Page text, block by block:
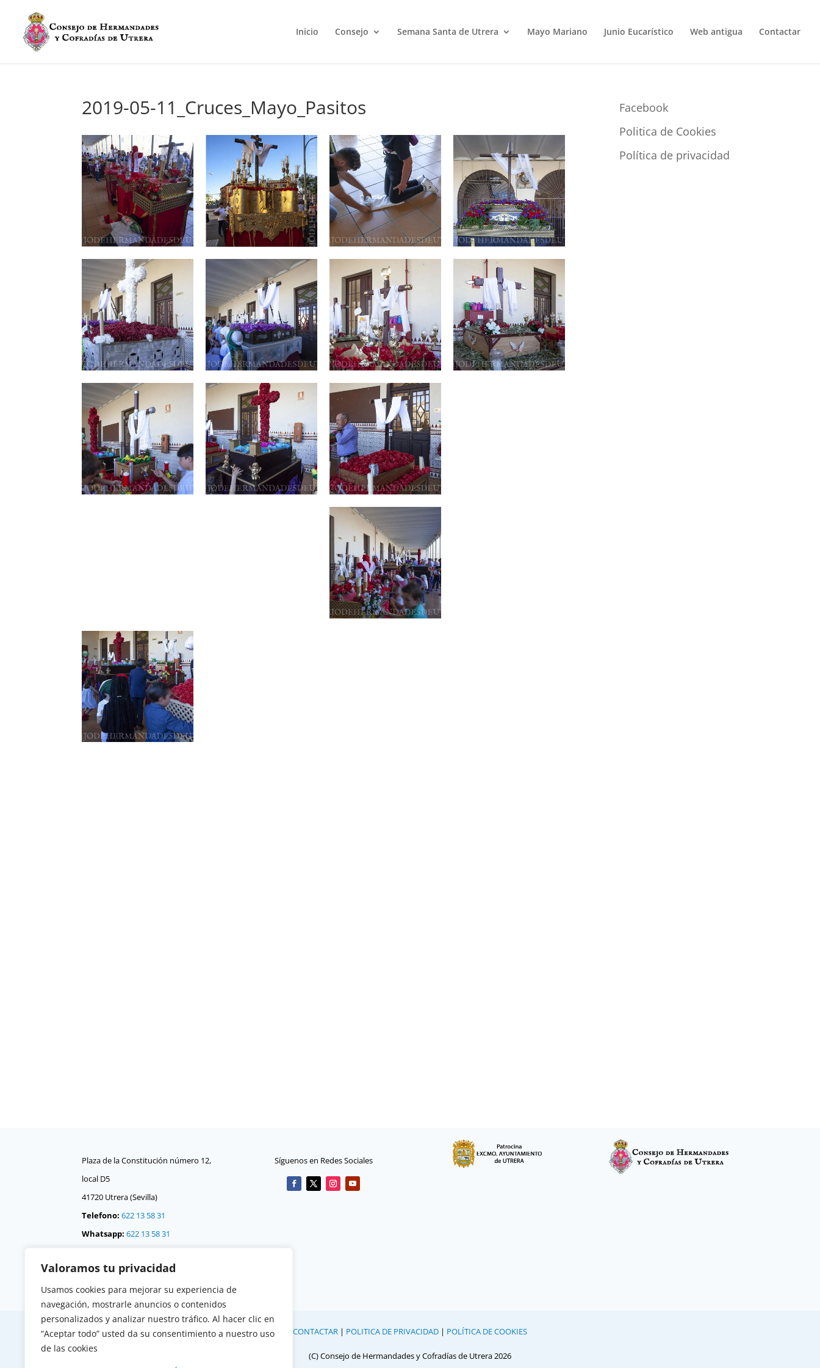
Valoramos tu privacidad
Usamos cookies para mejorar su experiencia de
navegación, mostrarle anuncios o contenidos
personalizados y analizar nuestro tráfico. Al hacer clic en
“Aceptar todo” usted da su consentimiento a nuestro uso
de las cookies
Inicio Consejo Semana Santa de Utrera Mayo Mariano Junio Eucarístico Web antigua Contactar
2019-05-11_Cruces_Mayo_Pasitos
Facebook
Politica de Cookies
Política de privacidad
Plaza de la Constitución número 12,
local D5
41720 Utrera (Sevilla)
Telefono: 622 13 58 31
Whatsapp: 622 13 58 31
consejodehermandadesdeutrera.org
Síguenos en Redes Sociales
CONTACTAR | POLITICA DE PRIVACIDAD | POLÍTICA DE COOKIES
(C) Consejo de Hermandades y Cofradías de Utrera 2026